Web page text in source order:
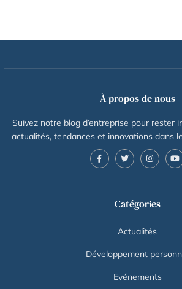
À propos de nous
Suivez notre blog d’entreprise pour rester
actualités, tendances et innovations dans
Catégories
Actualités
Développement
Evénements